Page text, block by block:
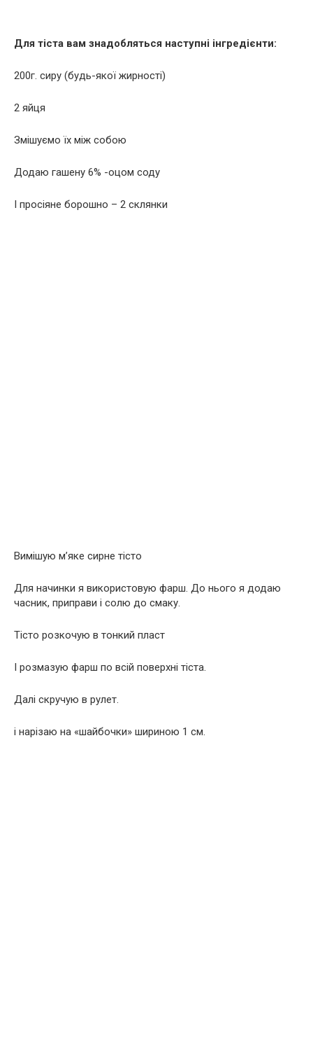
Для тіста вам знадобляться наступні інгредієнти:
200г. сиру (будь-якої жирності)
2 яйця
Змішуємо їх між собою
Додаю гашену 6% -оцом соду
І просіяне борошно – 2 склянки
Вимішую м’яке сирне тісто
Для начинки я використовую фарш. До нього я додаю
часник, приправи і солю до смаку.
Тісто розкочую в тонкий пласт
І розмазую фарш по всій поверхні тіста.
Далі скручую в рулет.
і нарізаю на «шайбочки» шириною 1 см.